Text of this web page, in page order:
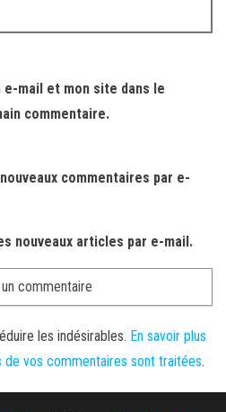
mail et mon site dans le
commentaire.
commentaires par e-
nouveaux articles par e-mail.
les indésirables. En savoir plus
de vos commentaires sont traitées.